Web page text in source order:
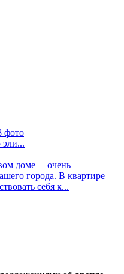
фото
эли...
доме— очень
города. В квартире
себя к...